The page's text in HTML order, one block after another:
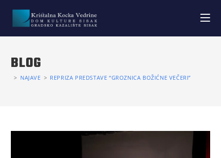
BLOG
> NAJAVE > REPRIZA PREDSTAVE “GROZNICA BOŽIĆNE VEČERI”